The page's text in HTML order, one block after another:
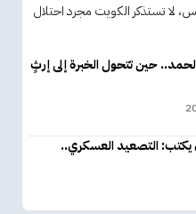
لا تستذكر الكويت مجرد احتلال
حين تتحول الخبرة إلى إرثٍ
يكتب: التصعيد العسكري..